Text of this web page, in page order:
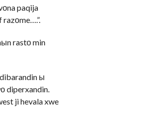
paqija
rastо min
ы
diperxandin.
ji hevala xwe